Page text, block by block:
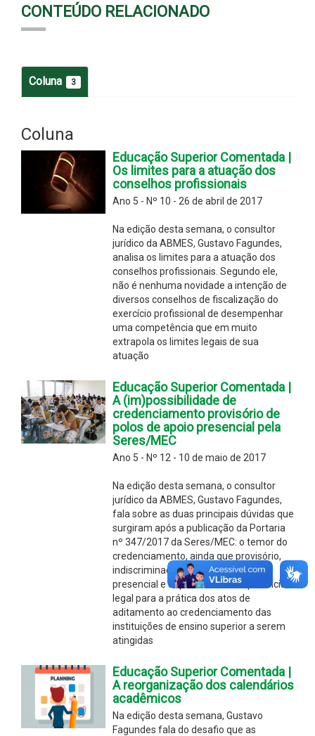
CONTEÚDO RELACIONADO
Coluna 3
Coluna
Educação Superior Comentada |
Os limites para a atuação dos
conselhos profissionais
Ano 5 - Nº 10 - 26 de abril de 2017
Na edição desta semana, o consultor
jurídico da ABMES, Gustavo Fagundes,
analisa os limites para a atuação dos
conselhos profissionais. Segundo ele,
não é nenhuma novidade a intenção de
diversos conselhos de fiscalização do
exercício profissional de desempenhar
uma competência que em muito
extrapola os limites legais de sua
atuação
Educação Superior Comentada |
A (im)possibilidade de
credenciamento provisório de
polos de apoio presencial pela
Seres/MEC
Ano 5 - Nº 12 - 10 de maio de 2017
Na edição desta semana, o consultor
jurídico da ABMES, Gustavo Fagundes,
fala sobre as duas principais dúvidas que
surgiram após a publicação da Portaria
nº 347/2017 da Seres/MEC: o temor do
credenciamento, ainda que provisório,
indiscriminado de polos de apoio
presencial e a questão da competência
legal para a prática dos atos de
aditamento ao credenciamento das
instituições de ensino superior a serem
atingidas
Educação Superior Comentada |
A reorganização dos calendários
acadêmicos
Na edição desta semana, Gustavo
Fagundes fala do desafio que as